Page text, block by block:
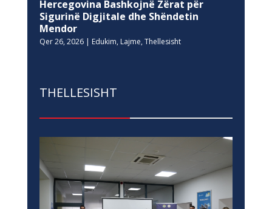
Hercegovina Bashkojnë Zërat për
Sigurinë Digjitale dhe Shëndetin
Mendor
Qer 26, 2026| Edukim, Lajme, Thellesisht
THELLESISHT